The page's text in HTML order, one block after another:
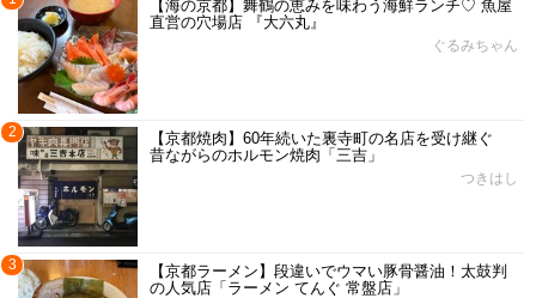
【海の京都】舞鶴の恵みを味わう海鮮ランチ♡ 魚屋
直営の穴場店 『大六丸』
ぐるみちゃん
2
【京都焼肉】60年続いた裏寺町の名店を受け継ぐ
昔ながらのホルモン焼肉「三吉」
つきはし
3
【京都ラーメン】段違いでウマい豚骨醤油！太鼓判
の人気店「ラーメン てんぐ 常盤店」